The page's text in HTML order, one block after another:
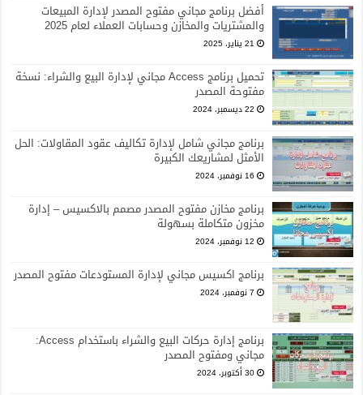
أفضل برنامج مجاني مفتوح المصدر لإدارة المبيعات
والمشتريات والمخازن وحسابات العملاء لعام 2025
21 يناير، 2025
تحميل برنامج Access مجاني لإدارة البيع والشراء: نسخة
مفتوحة المصدر
22 ديسمبر، 2024
برنامج مجاني شامل لإدارة تكاليف عقود المقاولات: الحل
الأمثل لمشاريعك الكبيرة
16 نوفمبر، 2024
برنامج مخازن مفتوح المصدر مصمم بالاكسيس – إدارة
مخزون متكاملة بسهولة
12 نوفمبر، 2024
برنامج اكسيس مجاني لإدارة المستودعات مفتوح المصدر
7 نوفمبر، 2024
برنامج إدارة حركات البيع والشراء باستخدام Access:
مجاني ومفتوح المصدر
30 أكتوبر، 2024